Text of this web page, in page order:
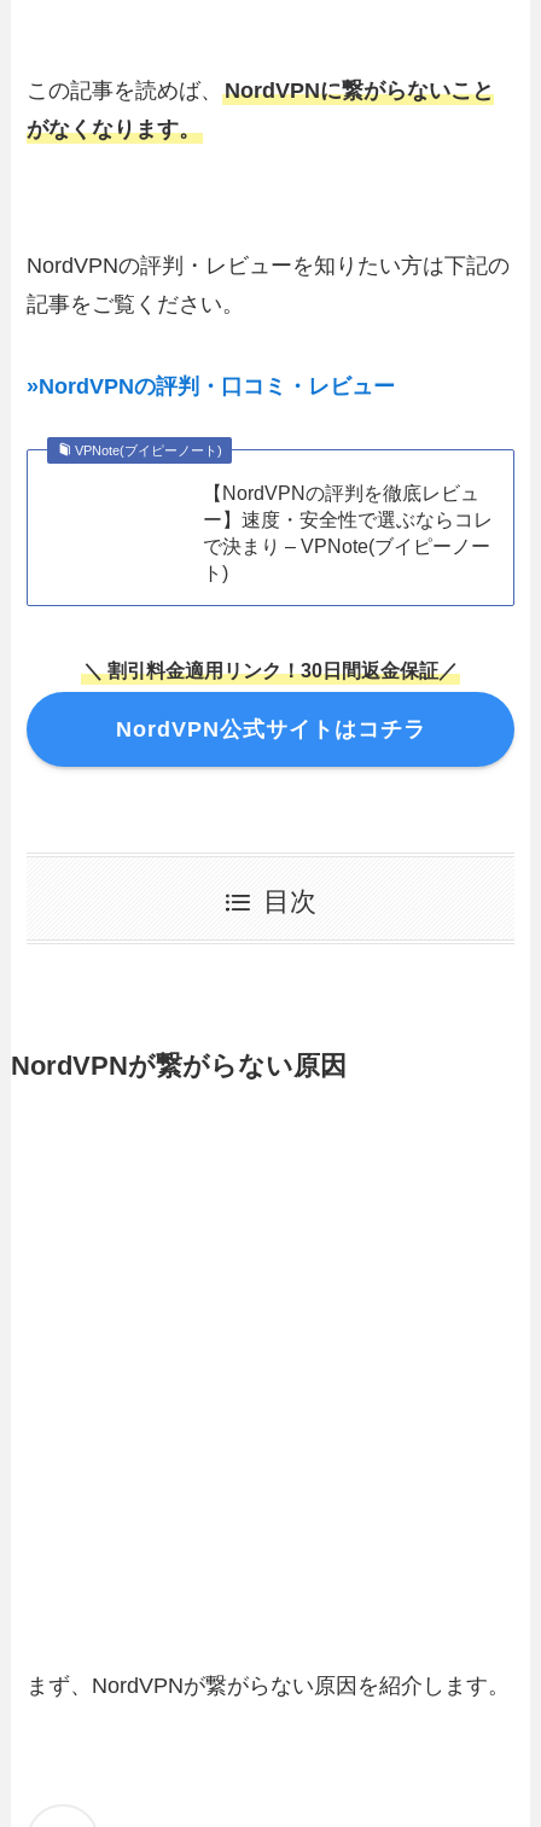
この記事を読めば、NordVPNに繋がらないこと
がなくなります。
NordVPNの評判・レビューを知りたい方は下記の
記事をご覧ください。
»NordVPNの評判・口コミ・レビュー
VPNote(ブイピーノート)
【NordVPNの評判を徹底レビュ
ー】速度・安全性で選ぶならコレ
で決まり – VPNote(ブイピーノー
ト)
＼ 割引料金適用リンク！30日間返金保証／
NordVPN公式サイトはコチラ
目次
NordVPNが繋がらない原因
まず、NordVPNが繋がらない原因を紹介します。